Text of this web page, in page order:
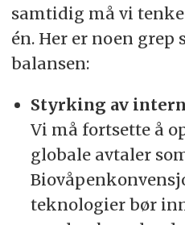
samtidig må vi
én. Her er noen
balansen:
Styrking av
Vi må fortsette å
globale avtaler
teknologier bør